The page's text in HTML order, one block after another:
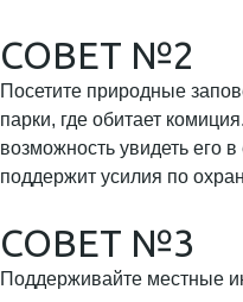
СОВЕТ №2
Посетите природные
парки, где обитает
возможность увидеть его
поддержит усилия по
СОВЕТ №3
Поддерживайте местные